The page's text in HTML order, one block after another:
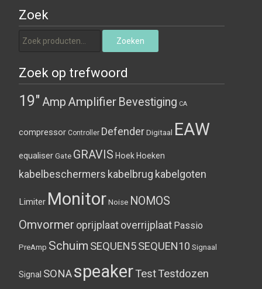
Zoek
Zoeken naar: Zoeken
Zoek op trefwoord
19" Amp Amplifier Bevestiging CA
compressor Controller Defender Digitaal EAW
equaliser Gate GRAVIS Hoek Hoeken
kabelbeschermers kabelbrug kabelgoten
Limiter Monitor Noise NOMOS
Omvormer oprijplaatoverrijplaat Passio
PreAmp Schuim SEQUEN5SEQUEN10 Signaal
Signal SONAspeakerTestTestdozen